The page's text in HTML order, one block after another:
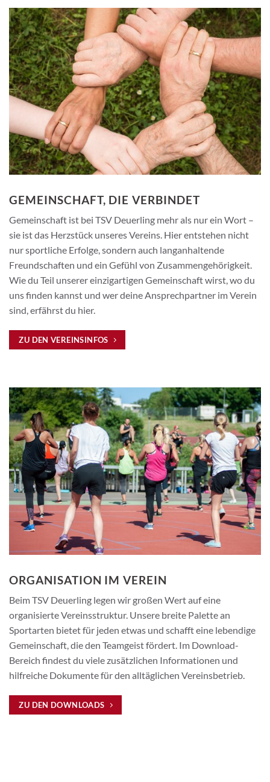
GEMEINSCHAFT, DIE VERBINDET
Gemeinschaft ist bei TSV Deuerling mehr als nur ein Wort –
sie ist das Herzstück unseres Vereins. Hier entstehen nicht
nur sportliche Erfolge, sondern auch langanhaltende
Freundschaften und ein Gefühl von Zusammengehörigkeit.
Wie du Teil unserer einzigartigen Gemeinschaft wirst, wo du
uns finden kannst und wer deine Ansprechpartner im Verein
sind, erfährst du hier.
ZU DEN VEREINSINFOS
ORGANISATION IM VEREIN
Beim TSV Deuerling legen wir großen Wert auf eine
organisierte Vereinsstruktur. Unsere breite Palette an
Sportarten bietet für jeden etwas und schafft eine lebendige
Gemeinschaft, die den Teamgeist fördert. Im Download-
Bereich findest du viele zusätzlichen Informationen und
hilfreiche Dokumente für den alltäglichen Vereinsbetrieb.
ZU DEN DOWNLOADS